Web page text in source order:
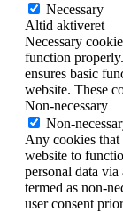
Necessary
Altid aktiveret
Necessary
function
ensures basic
website. These
Non-necessary
Non-
Any cookies that
website to
personal data via
termed as non-
user consent